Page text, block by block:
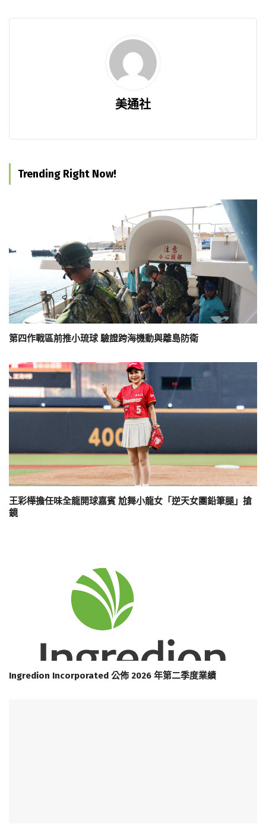
美通社
Trending Right Now!
第四作戰區前推小琉球 驗證跨海機動與離島防衛
王彩樺擔任味全龍開球嘉賓 尬舞小龍女「逆天女團鉛筆腿」搶
鏡
Ingredion Incorporated 公佈 2026 年第二季度業績